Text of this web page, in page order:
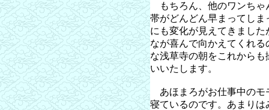
もちろん、他のワンちゃ
帯がどんどん早まってし
にも変化が見えてきまし
なが喜んで向かえてくれ
な浅草寺の朝をこれから
いいたします。
あほまろがお仕事中のモ
寝ているのです。あまり